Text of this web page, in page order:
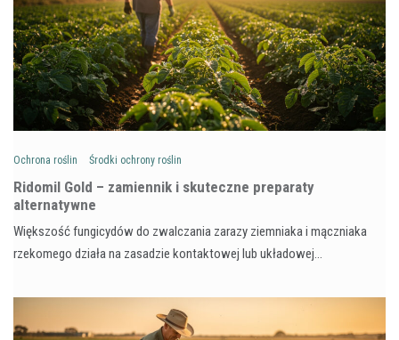
Ochrona roślin Środki ochrony roślin
Ridomil Gold – zamiennik i skuteczne preparaty
alternatywne
Większość fungicydów do zwalczania zarazy ziemniaka i mączniaka
rzekomego działa na zasadzie kontaktowej lub układowej…